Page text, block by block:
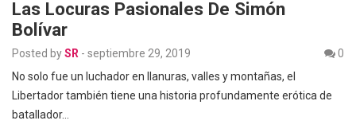
Las Locuras Pasionales De Simón
Bolívar
Posted bySR - septiembre 29, 2019
0
No solo fue un luchador en llanuras, valles y montañas, el
Libertador también tiene una historia profundamente erótica de
batallador…